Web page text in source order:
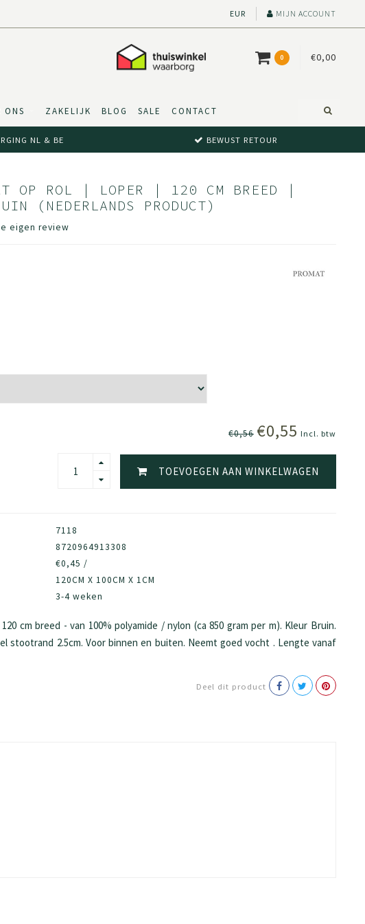
EUR MIJN ACCOUNT
0 €0,00
ONS ZAKELIJK BLOG SALE CONTACT
NL & BE BEWUST RETOUR
OP ROL | LOPER | 120 CM BREED |
(NEDERLANDS PRODUCT)
eigen review
€0,56 €0,55 Incl. btw
TOEVOEGEN AAN WINKELWAGEN
7118
8720964913308
€0,45 /
120CM X 100CM X 1CM
3-4 weken
cm breed - van 100% polyamide / nylon (ca 850 gram per m). Kleur Bruin.
stootrand 2.5cm. Voor binnen en buiten. Neemt goed vocht . Lengte vanaf
Deel dit product
van bijv 90cm breed, uit 85cm stof bestaat.